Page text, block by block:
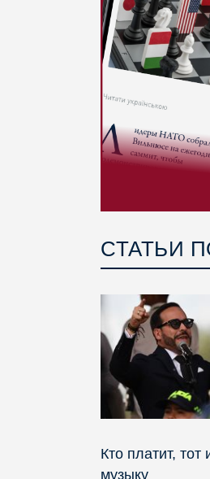
СТАТЬИ
Кто платит, тот
музыку